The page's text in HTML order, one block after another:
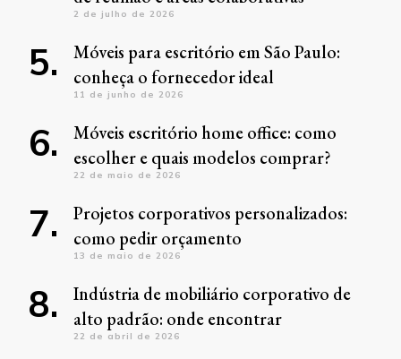
2 de julho de 2026
Móveis para escritório em São Paulo:
conheça o fornecedor ideal
11 de junho de 2026
Móveis escritório home office: como
escolher e quais modelos comprar?
22 de maio de 2026
Projetos corporativos personalizados:
como pedir orçamento
13 de maio de 2026
Indústria de mobiliário corporativo de
alto padrão: onde encontrar
22 de abril de 2026